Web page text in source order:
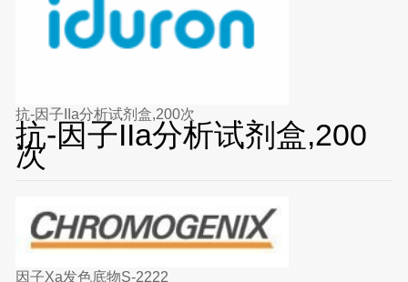
抗-因子IIa分析试剂盒,200次
抗-因子IIa分析试剂盒,200
次
因子Xa发色底物S-2222